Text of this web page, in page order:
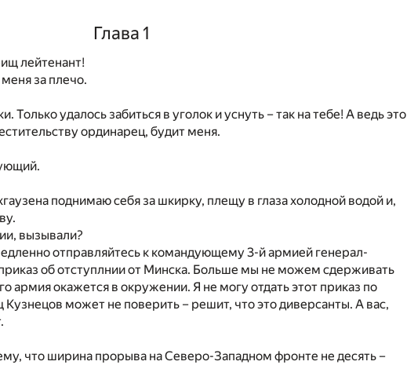
Глава 1
лейтенант!
за плечо.
Только удалось забиться в уголок и уснуть – так на тебе! А ведь это
ординарец, будит меня.
поднимаю себя за шкирку, плещу в глаза холодной водой и,
вызывали?
отправляйтесь к командующему 3-й армией генерал-
об отступлнии от Минска. Больше мы не можем сдерживать
армия окажется в окружении. Я не могу отдать этот приказ по
Кузнецов может не поверить – решит, что это диверсанты. А вас,
что ширина прорыва на Северо-Западном фронте не десять –